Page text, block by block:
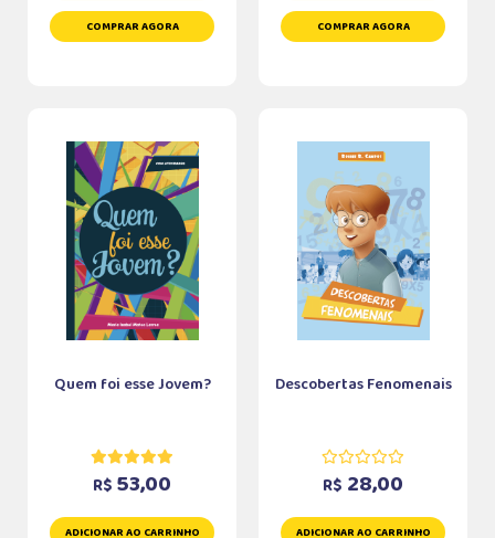
COMPRAR AGORA COMPRAR AGORA
Quem foi esse Jovem?
R$ 53,00
ADICIONAR AO CARRINHO
Descobertas Fenomenais
R$ 28,00
ADICIONAR AO CARRINHO